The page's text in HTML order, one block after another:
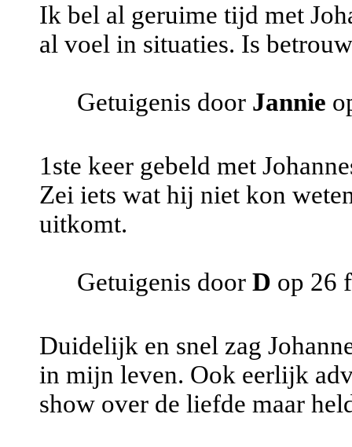
Ik bel al geruime tijd met
al voel in situaties. Is
Getuigenis door Jannie
1ste keer gebeld met
Zei iets wat hij niet kon
uitkomt.
Getuigenis door D op 26
Duidelijk en snel zag
in mijn leven. Ook eerlijk
show over de liefde maar